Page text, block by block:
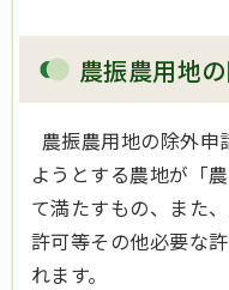
農振農用地
農振農用地の除外申
ようとする農地が「
て満たすもの、また
許可等その他必要な
れます。